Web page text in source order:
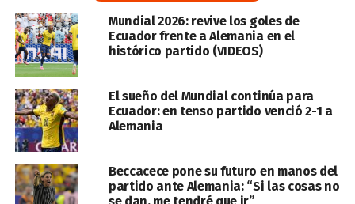
Mundial 2026: revive los goles de
Ecuador frente a Alemania en el
histórico partido (VIDEOS)
El sueño del Mundial continúa para
Ecuador: en tenso partido venció 2-1 a
Alemania
Beccacece pone su futuro en manos del
partido ante Alemania: “Si las cosas no